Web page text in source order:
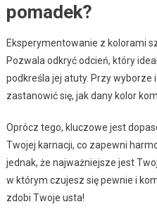
pomadek?
Eksperymentowanie z kolorami
Pozwala odkryć odcień, który
podkreśla jej atuty. Przy wyborze
zastanowić się, jak dany kolor
Oprócz tego, kluczowe jest
Twojej karnacji, co zapewni
jednak, że najważniejsze jest
w którym czujesz się pewnie i
zdobi Twoje usta!